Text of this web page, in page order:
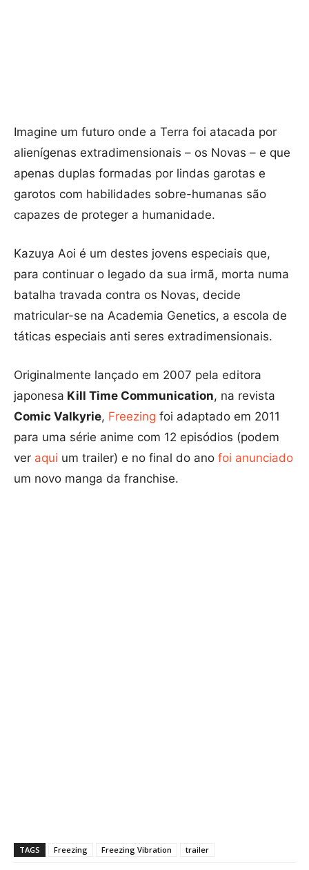
Imagine um futuro onde a Terra foi atacada por
alienígenas extradimensionais – os Novas – e que
apenas duplas formadas por lindas garotas e
garotos com habilidades sobre-humanas são
capazes de proteger a humanidade.
Kazuya Aoi é um destes jovens especiais que,
para continuar o legado da sua irmã, morta numa
batalha travada contra os Novas, decide
matricular-se na Academia Genetics, a escola de
táticas especiais anti seres extradimensionais.
Originalmente lançado em 2007 pela editora
japonesa Kill Time Communication, na revista
Comic Valkyrie, Freezing foi adaptado em 2011
para uma série anime com 12 episódios (podem
ver aqui um trailer) e no final do ano foi anunciado
um novo manga da franchise.
TAGS Freezing Freezing Vibration trailer